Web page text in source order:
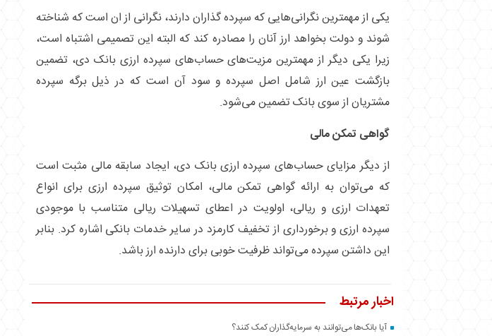
یکی از مهمترین نگرانی‌هایی که سپرده گذاران دارند، نگرانی از ان است که شناخته
شوند و دولت بخواهد ارز آنان را مصادره کند که البته این تصمیمی اشتباه است،
زیرا یکی دیگر از مهمترین مزیت‌های حساب‌های سپرده ارزی بانک دی، تضمین
بازگشت عین ارز شامل اصل سپرده و سود آن است که در ذیل برگه سپرده
مشتریان از سوی بانک تضمین می‌شود.
گواهی تمکن مالی
از دیگر مزایای حساب‌های سپرده ارزی بانک دی، ایجاد سابقه مالی مثبت است
که می‌توان به ارائه گواهی تمکن مالی، امکان توثیق سپرده ارزی برای انواع
تعهدات ارزی و ریالی، اولویت در اعطای تسهیلات ریالی متناسب با موجودی
سپرده ارزی و برخورداری از تخفیف کارمزد در سایر خدمات بانکی اشاره کرد. بنابر
این داشتن سپرده می‌تواند ظرفیت خوبی برای دارنده ارز باشد.
اخبار مرتبط
آیا بانک‌ها می‌توانند به سرمایه‌گذاران کمک کنند؟